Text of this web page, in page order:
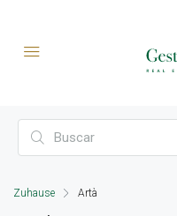
Zuhause Artà